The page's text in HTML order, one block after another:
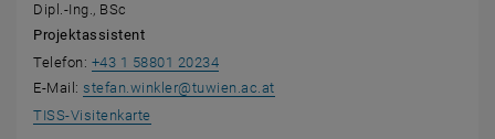
Dipl.-Ing., BSc
Projektassistent
Telefon: +43 1 58801 20234
E-Mail:stefan.winkler@tuwien.ac.at
TISS-Visitenkarte, öffnet eine externe URL in einem neuen Fenster